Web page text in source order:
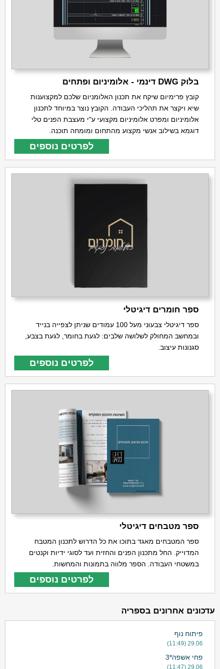
בלוק DWG דינמי - אלומיניום ופתחים
קובץ פרימיום שיקח את תכנון האלומניום שלכם למקצוענות
שיא ויקצר את תהליכי העבודה. הקובץ נוצר במיוחד לתכנון
אלומיניום ומפרט אלומיניום מקצועי ע"י מעצבת הפנים טלי
דוגמא בשילוב אנשי מקצוע מהתחום ומומחה תוכנה.
לפרטים נוספים
ספר חומרים דיגיטלי
ספר דיגיטלי צבעוני מעל 100 עמודים שניתן לצפייה בנייד
ובמחשב המחולק לשלושה שלבים: לגעת בחומר, לגעת בצבע,
סגנונות עיצוב.
לפרטים נוספים
ספר מטבחים דיגיטלי
ספר המטבחים מאגד בתוכו את כל הדרוש לתכנון המטבח
המדוייק. החל מתכנון הפנים והחזית ועד לסוגי ידיות וקנטים
במשטחי העבודה. הספר מלווה בתמונות והמחשות.
לפרטים נוספים
עדכונים אחרונים בספריה
פיתוח נוף
29.06 (11:49)
פחי אשפה*3
29.06 (11:47)